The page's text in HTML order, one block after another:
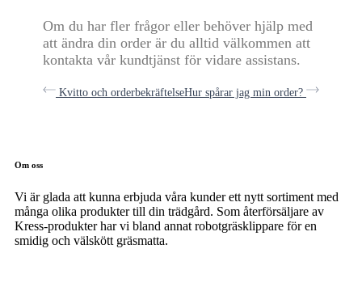
Om du har fler frågor eller behöver hjälp med
att ändra din order är du alltid välkommen att
kontakta vår kundtjänst för vidare assistans.
Kvitto och orderbekräftelseHur spårar jag min order?
Om oss
Vi är glada att kunna erbjuda våra kunder ett nytt sortiment med
många olika produkter till din trädgård. Som återförsäljare av
Kress-produkter har vi bland annat robotgräsklippare för en
smidig och välskött gräsmatta.